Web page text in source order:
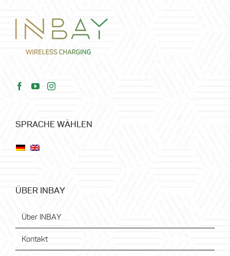
SPRACHE WÄHLEN
ÜBER INBAY
Über INBAY
Kontakt